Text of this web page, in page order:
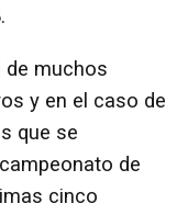
de muchos
y en el caso de
que se
de
cinco